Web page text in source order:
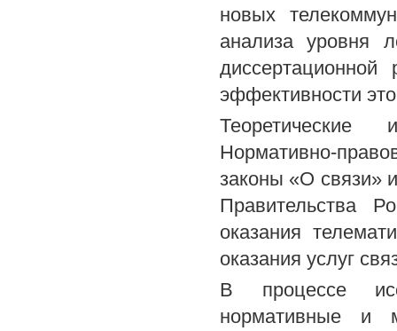
новых
анализа уровня
эффективности
Теоретические
Нормативно-
законы «О связи»
Правительства
оказания
оказания услуг
В процессе
нормативные и